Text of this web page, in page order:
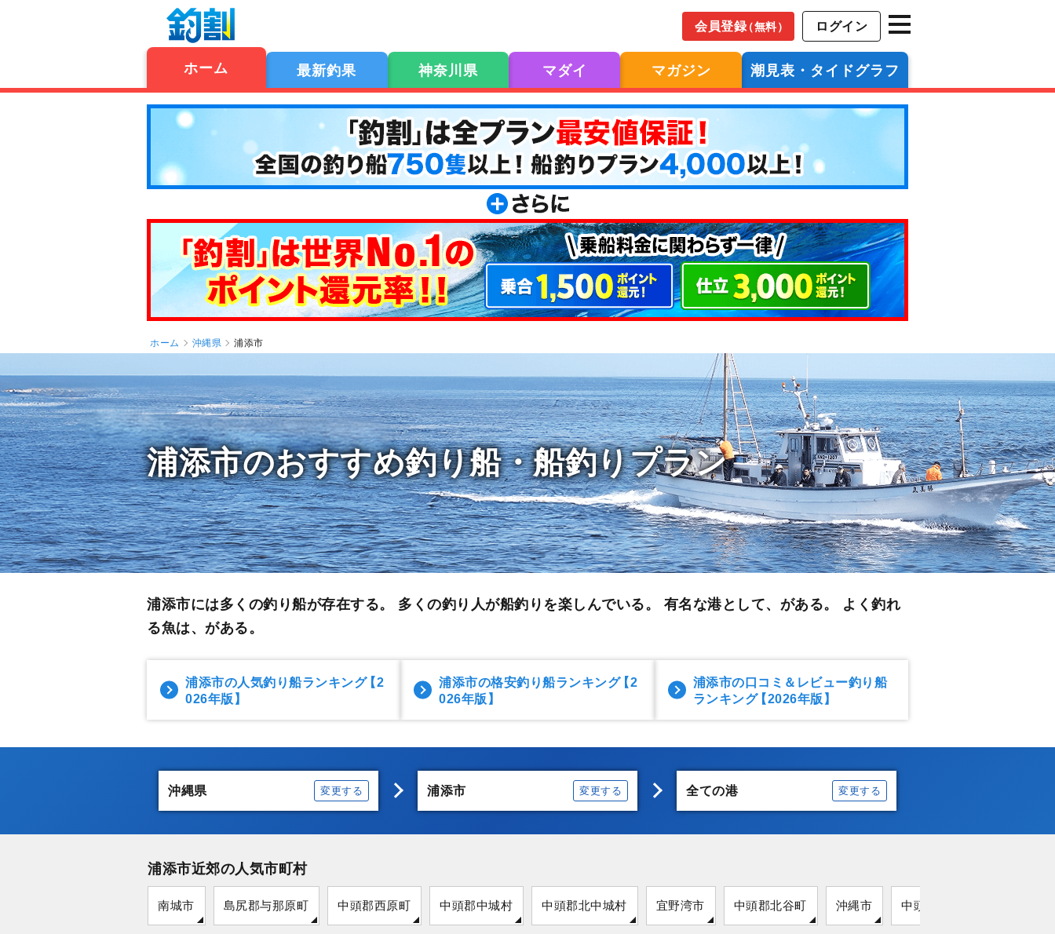
会員登録（無料） ログイン
ホーム 最新釣果 神奈川県 マダイ マガジン 潮見表・タイドグラフ
ホーム 沖縄県 浦添市
浦添市のおすすめ釣り船・船釣りプラン
浦添市には多くの釣り船が存在する。 多くの釣り人が船釣りを楽しんでいる。 有名な港として、がある。 よく釣れ
る魚は、がある。
浦添市の人気釣り船ランキング【2
026年版】
浦添市の格安釣り船ランキング【2
026年版】
浦添市の口コミ＆レビュー釣り船
ランキング【2026年版】
沖縄県 変更する 浦添市 変更する 全ての港 変更する
浦添市近郊の人気市町村
南城市 島尻郡与那原町 中頭郡西原町 中頭郡中城村 中頭郡北中城村 宜野湾市 中頭郡北谷町 沖縄市 中頭郡嘉手納町